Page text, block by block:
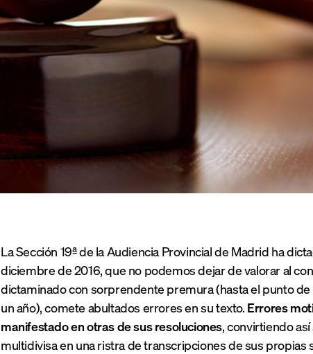
La Sección 19ª de la Audiencia Provincial de Madrid ha
diciembre de 2016, que no podemos dejar de valorar al
dictaminado con sorprendente premura (hasta el punto
un año), comete abultados errores en su texto. Errores
manifestado en otras de sus resoluciones, convirtiendo
multidivisa en una ristra de transcripciones de sus propias